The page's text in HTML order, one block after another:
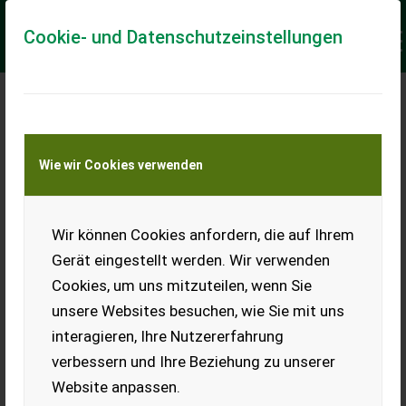
Cookie- und Datenschutzeinstellungen
Wie wir Cookies verwenden
Wir können Cookies anfordern, die auf Ihrem
Gerät eingestellt werden. Wir verwenden
Cookies, um uns mitzuteilen, wenn Sie
unsere Websites besuchen, wie Sie mit uns
interagieren, Ihre Nutzererfahrung
verbessern und Ihre Beziehung zu unserer
Website anpassen.
LANDWIRT.COM
NEWSLETTER
jederzeit für ein Gespräch zur
Verfügung.
Tel.: +43 316 931268